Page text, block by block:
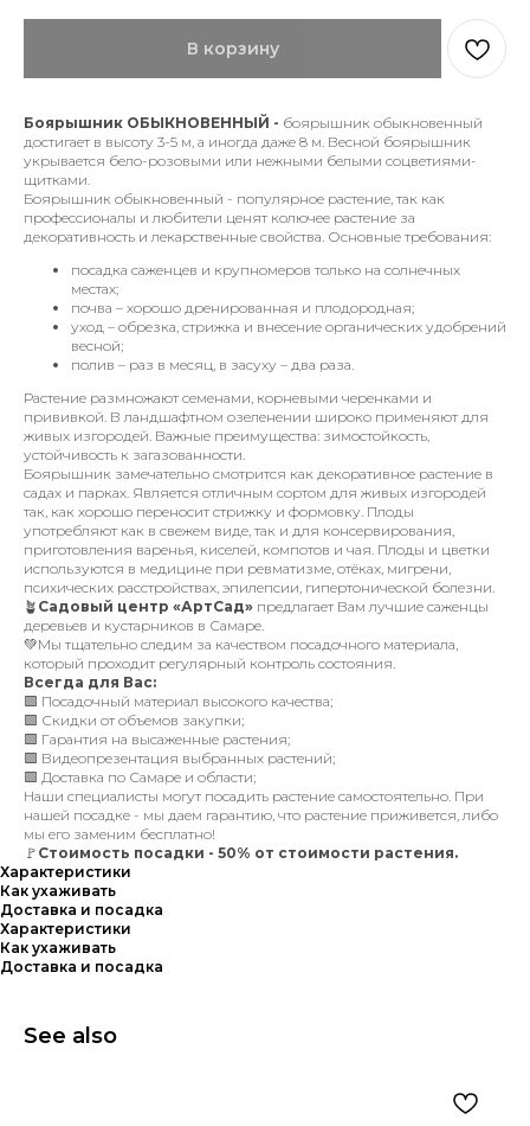
В корзину
Боярышник ОБЫКНОВЕННЫЙ - боярышник обыкновенный
достигает в высоту 3-5 м, а иногда даже 8 м. Весной боярышник
укрывается бело-розовыми или нежными белыми соцветиями-
щитками.
Боярышник обыкновенный - популярное растение, так как
профессионалы и любители ценят колючее растение за
декоративность и лекарственные свойства. Основные требования:
посадка саженцев и крупномеров только на солнечных
местах;
почва – хорошо дренированная и плодородная;
уход – обрезка, стрижка и внесение органических удобрений
весной;
полив – раз в месяц, в засуху – два раза.
Растение размножают семенами, корневыми черенками и
прививкой. В ландшафтном озеленении широко применяют для
живых изгородей. Важные преимущества: зимостойкость,
устойчивость к загазованности.
Боярышник замечательно смотрится как декоративное растение в
садах и парках. Является отличным сортом для живых изгородей
так, как хорошо переносит стрижку и формовку. Плоды
употребляют как в свежем виде, так и для консервирования,
приготовления варенья, киселей, компотов и чая. Плоды и цветки
используются в медицине при ревматизме, отёках, мигрени,
психических расстройствах, эпилепсии, гипертонической болезни.
🪴 Садовый центр «АртСад» предлагает Вам лучшие саженцы
деревьев и кустарников в Самаре.
💚Мы тщательно следим за качеством посадочного материала,
который проходит регулярный контроль состояния.
Всегда для Вас:
🟩 Посадочный материал высокого качества;
🟩 Скидки от объемов закупки;
🟩 Гарантия на высаженные растения;
🟩 Видеопрезентация выбранных растений;
🟩 Доставка по Самаре и области;
Наши специалисты могут посадить растение самостоятельно. При
нашей посадке - мы даем гарантию, что растение приживется, либо
мы его заменим бесплатно!
🚩 Стоимость посадки - 50% от стоимости растения.
Характеристики
Как ухаживать
Доставка и посадка
Характеристики
Как ухаживать
Доставка и посадка
See also